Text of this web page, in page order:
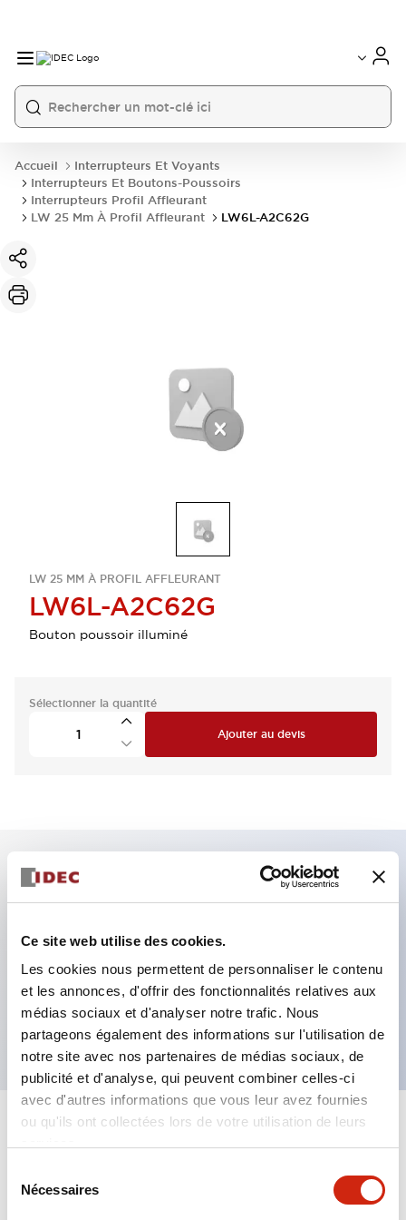
Ce site web utilise des cookies.
Les cookies nous permettent de personnaliser le contenu
et les annonces, d'offrir des fonctionnalités relatives aux
médias sociaux et d'analyser notre trafic. Nous
partageons également des informations sur l'utilisation de
notre site avec nos partenaires de médias sociaux, de
publicité et d'analyse, qui peuvent combiner celles-ci
avec d'autres informations que vous leur avez fournies
ou qu'ils ont collectées lors de votre utilisation de leurs
Nécessaires
Accueil
Interrupteurs Et Voyants
Interrupteurs Et Boutons-Poussoirs
Interrupteurs Profil Affleurant
LW 25 Mm À Profil Affleurant
LW6L-A2C62G
LW 25 MM À PROFIL AFFLEURANT
LW6L-A2C62G
Bouton poussoir illuminé
Sélectionner la quantité
Ajouter au devis
Fixation par regroupement possible
Le commutateur sélecteur avec clé adopte une
structure à goupille à cylindre haute sécurité
La structure de protection est IP65 (IEC60529)
Spécifications